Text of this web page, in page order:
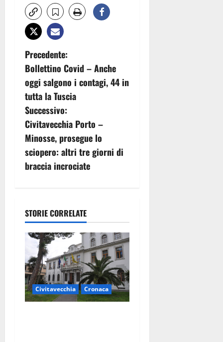
N
a
v
i
g
a
i
o
n
e
a
r
Precedente:
Bollettino Covid – Anche
oggi salgono i contagi, 44 in
tutta la Tuscia
Successivo:
Civitavecchia Porto –
Minosse, prosegue lo
sciopero: altri tre giorni di
braccia incrociate
STORIE CORRELATE
Civitavecchia Cronaca